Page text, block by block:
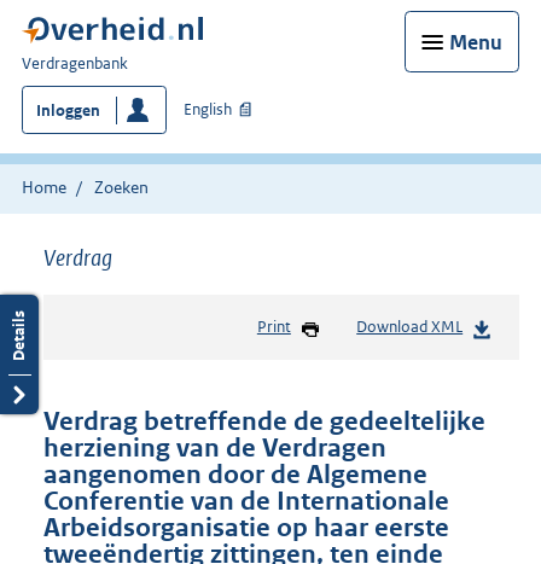
Menu
U
bent
hier:
Verdragenbank
Inloggen English
Home Zoeken
Verdrag
Print Download XML
Verdrag betreffende de gedeeltelijke
herziening van de Verdragen
aangenomen door de Algemene
Conferentie van de Internationale
Arbeidsorganisatie op haar eerste
tweeëndertig zittingen, ten einde